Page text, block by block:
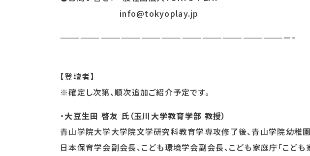
info@tokyoplay.jp
——————————————————————————————————–
【登壇者】
※確定し次第、順次追加ご紹介予定です。
・大豆生田 啓友 氏（玉川大学教育学部 教授）
青山学院大学大学院文学研究科教育学専攻修了後、青山学院幼稚園
日本保育学会副会長、こども環境学会副会長、こども家庭庁「こども